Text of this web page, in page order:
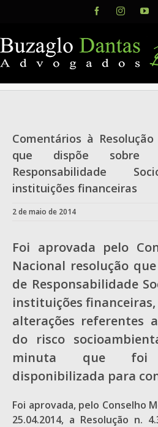
content
FacebookInstagram
Comentários à Resolução
que dispõe
Responsabilidade
instituições financeiras
2 de maio de 2014
Foi aprovada pelo
Nacional resolução
de Responsabilidade
instituições
alterações referentes
do risco
minuta que foi
disponibilizada para
Foi aprovada, pelo Conselho
25.04.2014, a Resolução n.